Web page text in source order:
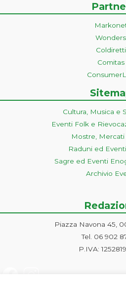
Wonders
Coldiretti
Comitas
Cultura, Musica e
Eventi Folk e
Mostre, Mercati
Raduni ed
Sagre ed Eventi
Archivio
Piazza Navona 45,
Tel. 06 902
P.IVA: